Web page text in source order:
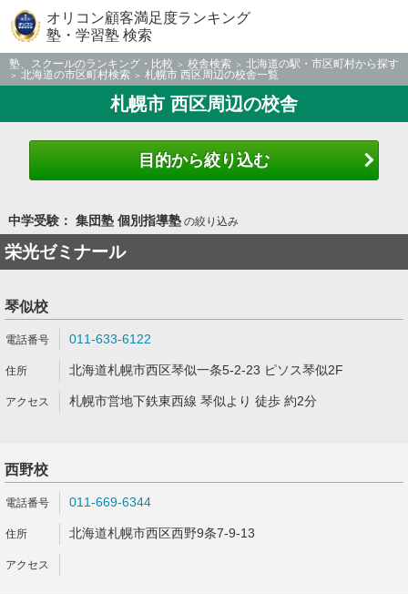
オリコン顧客満足度ランキング
塾・学習塾 検索
塾、スクールのランキング・比較 校舎検索
北海道の駅・市区町村から探す
北海道の市区町村検索
札幌市 西区周辺の校舎一覧
札幌市 西区周辺の校舎
目的から絞り込む
中学受験： 集団塾 個別指導塾の絞り込み
栄光ゼミナール
琴似校
011-633-6122
北海道札幌市西区琴似一条5-2-23 ピソス琴似2F
札幌市営地下鉄東西線 琴似より 徒歩 約2分
西野校
011-669-6344
北海道札幌市西区西野9条7-9-13